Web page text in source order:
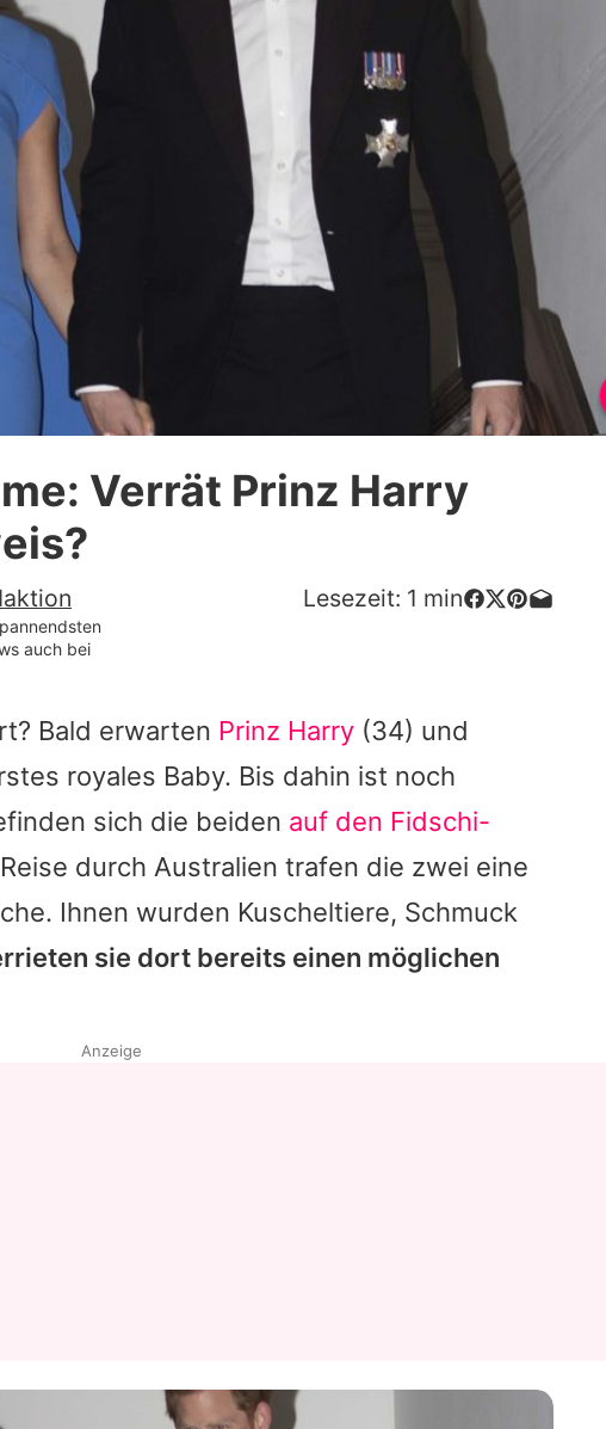
Promiflash Exklusiv
Themen auf Promiflash
App runterladen
Richtlinien
Impressum
Utiq verwalten
Verrät Prinz Harry
Lesezeit: 1 min
auch bei
Bald erwarten Prinz Harry (34) und
royales Baby. Bis dahin ist noch
sich die beiden auf den Fidschi-
durch Australien trafen die zwei eine
Ihnen wurden Kuscheltiere, Schmuck
sie dort bereits einen möglichen
Anzeige